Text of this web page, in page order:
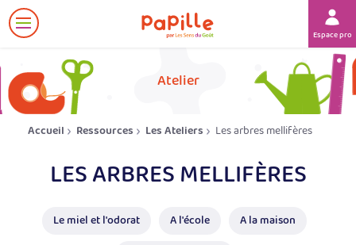
Afficher
le
Espace
Atelier
Accueil Ressources Les Ateliers Les arbres mellifères
LES ARBRES MELLIFÈRES
Le miel et l'odorat A l'école A la maison